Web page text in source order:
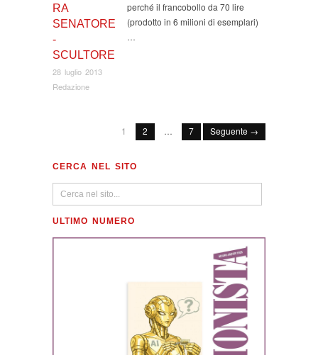
RA
SENATORE
-
SCULTORE
28 luglio 2013
Redazione
perché il francobollo da 70 lire
(prodotto in 6 milioni di esemplari)
…
1 2 … 7 Seguente →
CERCA NEL SITO
ULTIMO NUMERO